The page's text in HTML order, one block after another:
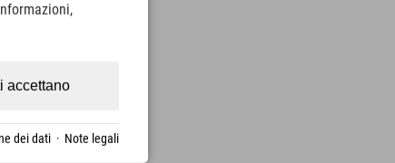
accettano
dei dati · Note legali